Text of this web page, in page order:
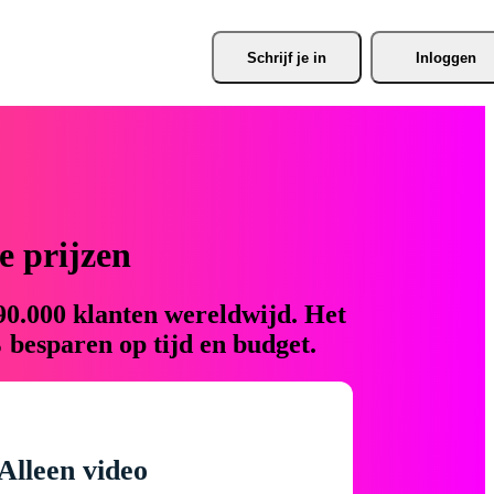
Schrijf je in Inloggen
prijzen
klanten wereldwijd. Het
op tijd en budget.
video